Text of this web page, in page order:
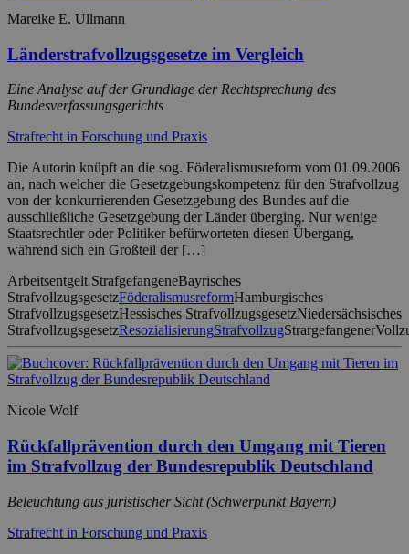
Mareike E. Ullmann
Länderstrafvollzugsgesetze im Vergleich
Eine Analyse auf der Grundlage der Rechtsprechung des
Bundesverfassungsgerichts
Strafrecht in Forschung und Praxis
Die Autorin knüpft an die sog. Föderalismusreform vom 01.09.2006
an, nach welcher die Gesetzgebungskompetenz für den Strafvollzug
von der konkurrierenden Gesetzgebung des Bundes auf die
ausschließliche Gesetzgebung der Länder überging. Nur wenige
Staatsrechtler oder Politiker befürworteten diesen Übergang,
während sich ein Großteil der […]
Arbeitsentgelt StrafgefangeneBayrisches
StrafvollzugsgesetzFöderalismusreformHamburgisches
StrafvollzugsgesetzHessisches StrafvollzugsgesetzNiedersächsisches
StrafvollzugsgesetzResozialisierungStrafvollzugStrargefangener
Nicole Wolf
Rückfallprävention durch den Umgang mit Tieren
im Strafvollzug der Bundesrepublik Deutschland
Beleuchtung aus juristischer Sicht (Schwerpunkt Bayern)
Strafrecht in Forschung und Praxis